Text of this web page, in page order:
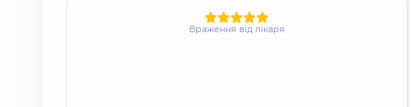
Враження від лікаря